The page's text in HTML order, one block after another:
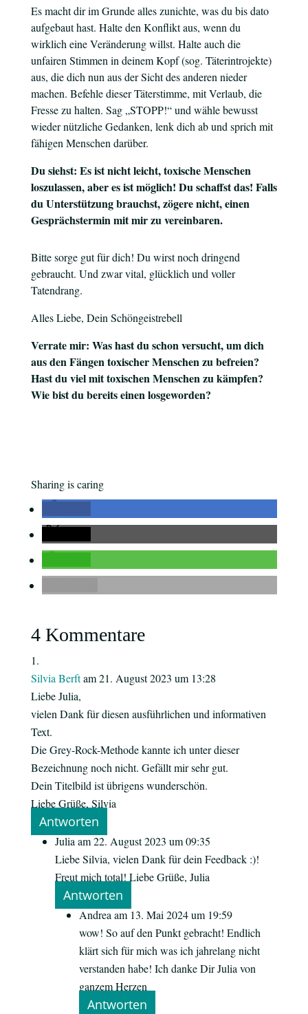
Es macht dir im Grunde alles zunichte, was du bis dato
aufgebaut hast. Halte den Konflikt aus, wenn du
wirklich eine Veränderung willst. Halte auch die
unfairen Stimmen in deinem Kopf (sog. Täterintrojekte)
aus, die dich nun aus der Sicht des anderen nieder
machen. Befehle dieser Täterstimme, mit Verlaub, die
Fresse zu halten. Sag „STOPP!“ und wähle bewusst
wieder nützliche Gedanken, lenk dich ab und sprich mit
fähigen Menschen darüber.
Du siehst: Es ist nicht leicht, toxische Menschen
loszulassen, aber es ist möglich! Du schaffst das! Falls
du Unterstützung brauchst, zögere nicht, einen
Gesprächstermin mit mir zu vereinbaren.
Bitte sorge gut für dich! Du wirst noch dringend
gebraucht. Und zwar vital, glücklich und voller
Tatendrang.
Alles Liebe, Dein Schöngeistrebell
Verrate mir: Was hast du schon versucht, um dich
aus den Fängen toxischer Menschen zu befreien?
Hast du viel mit toxischen Menschen zu kämpfen?
Wie bist du bereits einen losgeworden?
Sharing is caring
4 Kommentare
Silvia Berft am 21. August 2023 um 13:28
Liebe Julia,
vielen Dank für diesen ausführlichen und informativen
Text.
Die Grey-Rock-Methode kannte ich unter dieser
Bezeichnung noch nicht. Gefällt mir sehr gut.
Dein Titelbild ist übrigens wunderschön.
Liebe Grüße, Silvia
Antworten
Julia am 22. August 2023 um 09:35
Liebe Silvia, vielen Dank für dein Feedback :)!
Freut mich total! Liebe Grüße, Julia
Antworten
Andrea am 13. Mai 2024 um 19:59
wow! So auf den Punkt gebracht! Endlich
klärt sich für mich was ich jahrelang nicht
verstanden habe! Ich danke Dir Julia von
ganzem Herzen
Antworten